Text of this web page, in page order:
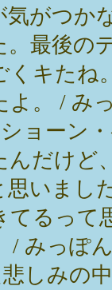
気がつか
。最後の
くキたね
。 / み
ョーン
んだけど
思いまし
てるって
/ みっぽ
しみの